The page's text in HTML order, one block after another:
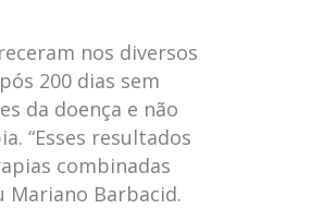
nos diversos
200 dias sem
da doença e não
“Esses resultados
combinadas
Mariano Barbacid.